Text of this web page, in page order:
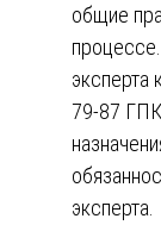
общие
эксперта
79-87
эксперта.